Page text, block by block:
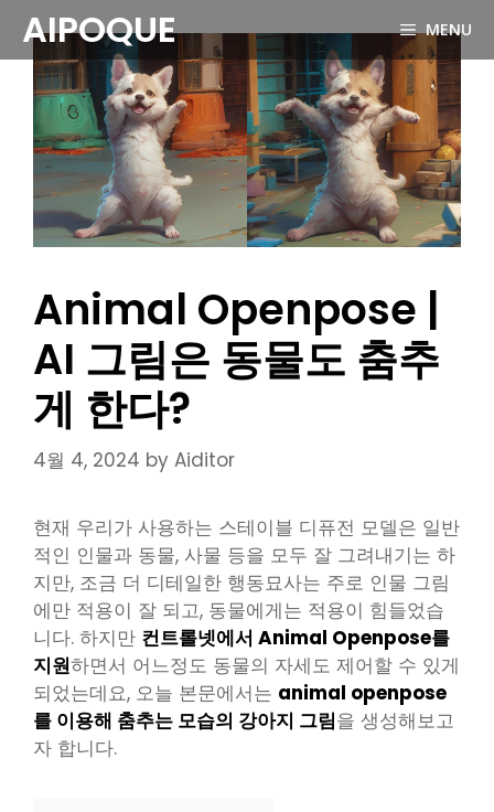
Skip
content
AIPOQUE MENU
Animal Openpose |
AI 그림은 동물도 춤추
게 한다?
4월 4, 2024 by Aiditor
현재 우리가 사용하는 스테이블 디퓨전 모델은 일반
적인 인물과 동물, 사물 등을 모두 잘 그려내기는 하
지만, 조금 더 디테일한 행동묘사는 주로 인물 그림
에만 적용이 잘 되고, 동물에게는 적용이 힘들었습
니다. 하지만 컨트롤넷에서 Animal Openpose를
지원하면서 어느정도 동물의 자세도 제어할 수 있게
되었는데요, 오늘 본문에서는 animal openpose
를 이용해 춤추는 모습의 강아지 그림을 생성해보고
자 합니다.